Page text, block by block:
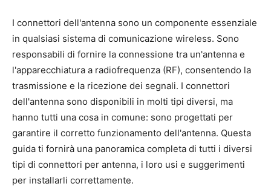
I connettori dell'antenna sono un componente essenziale
in qualsiasi sistema di comunicazione wireless. Sono
responsabili di fornire la connessione tra un'antenna e
l'apparecchiatura a radiofrequenza (RF), consentendo la
trasmissione e la ricezione dei segnali. I connettori
dell'antenna sono disponibili in molti tipi diversi, ma
hanno tutti una cosa in comune: sono progettati per
garantire il corretto funzionamento dell'antenna. Questa
guida ti fornirà una panoramica completa di tutti i diversi
tipi di connettori per antenna, i loro usi e suggerimenti
per installarli correttamente.